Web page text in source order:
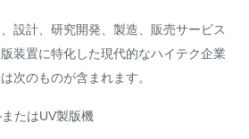
設計、研究開発、製造、販売サービス
装置に特化した現代的なハイテク企業
次のものが含まれます。
たはUV製版機